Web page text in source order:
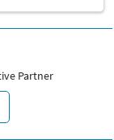
Partner